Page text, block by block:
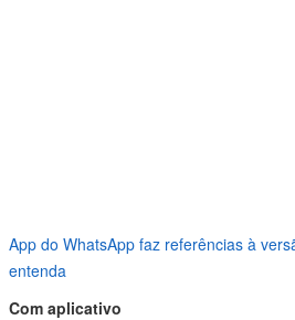
App do WhatsApp faz referências à
entenda
Com aplicativo